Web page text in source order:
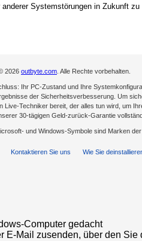
anderer Systemstörungen in Zukunft zu
2026 outbyte.com . Alle Rechte vorbehalten.
Ihr PC-Zustand und Ihre
der Sicherheitsverbesserung. Um
Live-Techniker bereit, der alles tun wird, um
30-tägigen Geld-zurück-Garantie
und Windows-Symbole sind Marken
Kontaktieren Sie uns Wie Sie
Computer gedacht
E-Mail zusenden, über den